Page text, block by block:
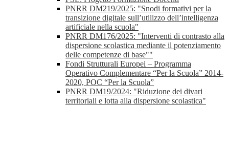
PNRR DM219/2025: "Snodi formativi per la
transizione digitale sull’utilizzo dell’intelligenza
artificiale nella scuola"
PNRR DM176/2025: "Interventi di contrasto alla
dispersione scolastica mediante il potenziamento
delle competenze di base""
Fondi Strutturali Europei – Programma
Operativo Complementare “Per la Scuola” 2014-
2020, POC “Per la Scuola”
PNRR DM19/2024: "Riduzione dei divari
territoriali e lotta alla dispersione scolastica"